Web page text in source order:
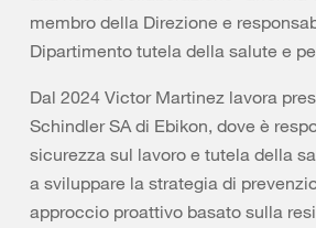
membro della Direzione e
Dipartimento tutela della salute e
Dal 2024 Victor Martinez lavora
Schindler SA di Ebikon, dove è
sicurezza sul lavoro e tutela della
a sviluppare la strategia di
approccio proattivo basato sulla